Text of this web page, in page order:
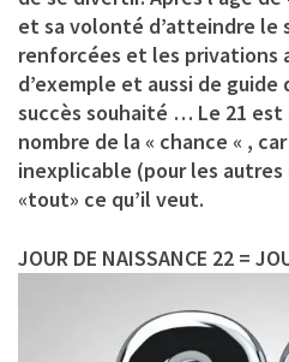
et sa volonté d’atteindre le
renforcées et les privations
d’exemple et aussi de
succès souhaité … Le 21
nombre de la « chance « ,
inexplicable (pour les
«tout» ce qu’il veut.
JOUR DE NAISSANCE 22 =